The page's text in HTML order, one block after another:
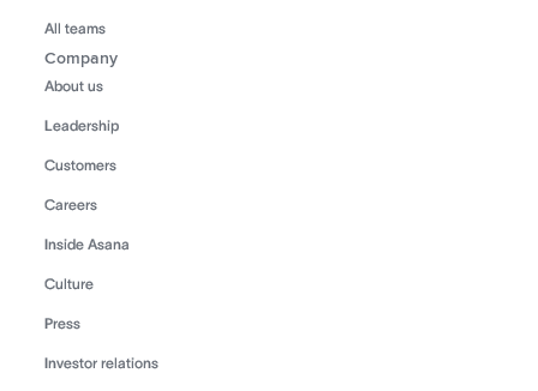
All teams
Company
About us
Leadership
Customers
Careers
Inside Asana
Culture
Press
Investor relations